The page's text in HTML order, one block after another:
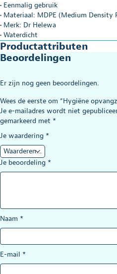
• Eenmalig gebruik
• Materiaal: MDPE (Medium Density
• Merk: Dr Helewa
• Waterdicht
Productattributen
Beoordelingen
Er zijn nog geen beoordelingen.
Wees de eerste om “Hygiëne
Je e-mailadres wordt niet
gemarkeerd met *
Je waardering *
Je beoordeling *
Naam *
E-mail *